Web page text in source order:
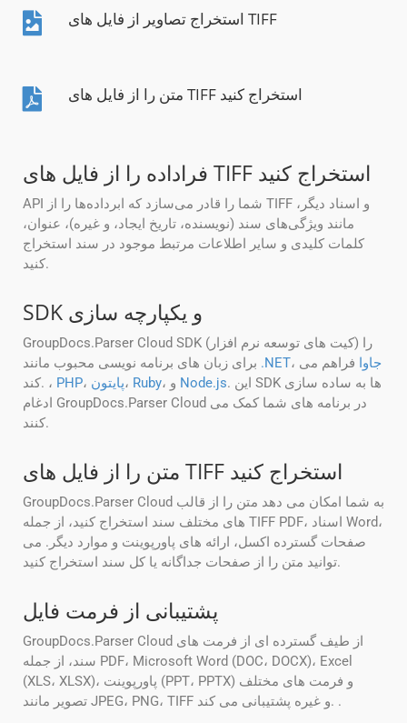
استخراج تصاویر از فایل های TIFF
متن را از فایل های TIFF استخراج کنید
فراداده را از فایل های TIFF استخراج کنید
API شما را قادر می‌سازد که ابرداده‌ها را از TIFF و اسناد دیگر،
مانند ویژگی‌های سند (نویسنده، تاریخ ایجاد، و غیره)، عنوان،
کلمات کلیدی و سایر اطلاعات مرتبط موجود در سند استخراج
کنید.
SDK و یکپارچه سازی
GroupDocs.Parser Cloud SDK (کیت های توسعه نرم افزار) را
.NET، جاوا فراهم می
کند. ، PHP، پایتون، Ruby Node.js. این SDK ها به ساده سازی
ادغام GroupDocs.Parser Cloud در برنامه های شما کمک می
کنند.
متن را از فایل های TIFF استخراج کنید
GroupDocs.Parser Cloud به شما امکان می دهد متن را از قالب
های مختلف سند استخراج کنید، از جمله TIFF PDF، اسناد Word،
صفحات گسترده اکسل، ارائه های پاورپوینت و موارد دیگر. می
توانید متن را از صفحات جداگانه یا کل سند استخراج کنید.
پشتیبانی از فرمت فایل
GroupDocs.Parser Cloud از طیف گسترده ای از فرمت های
سند، از جمله PDF، Microsoft Word (DOC، DOCX)، Excel
(XLS، XLSX)، پاورپوینت (PPT، PPTX) و فرمت های مختلف
تصویر مانند JPEG، PNG، TIFF و غیره پشتیبانی می کند. .